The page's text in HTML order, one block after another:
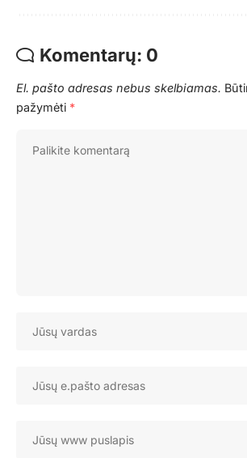
Komentarų: 0
El. pašto adresas nebus skelbiamas.
pažymėti *